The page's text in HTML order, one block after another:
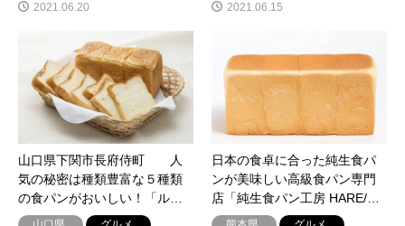
2021.06.20
2021.06.15
山口県下関市長府侍町 人
気の秘密は種類豊富な５種類
の食パンがおいしい！「ル…
日本の食卓に合った純生食パ
ンが美味しい高級食パン専門
店「純生食パン工房 HARE/…